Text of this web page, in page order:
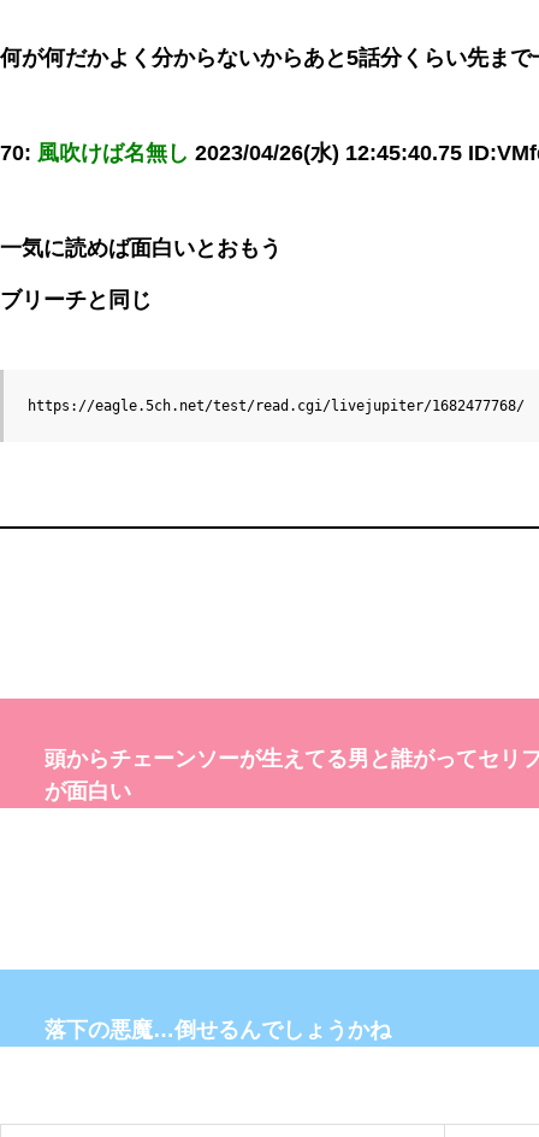
何が何だかよく分からないからあと5話分くらい先ま
70: 風吹けば名無し 2023/04/26(水) 12:45:40.75
一気に読めば面白いとおもう
ブリーチと同じ
https://eagle.5ch.net/test/read.cgi/livejupiter/1682477768/
頭からチェーンソーが生えてる男と誰がってセリ
が面白い
落下の悪魔…倒せるんでしょうかね